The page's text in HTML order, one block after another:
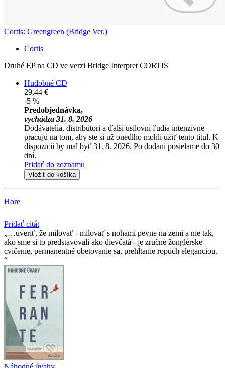
Cortis: Greengreen (Bridge Ver.)
Cortis
Druhé EP na CD ve verzi Bridge Interpret CORTIS
Hudobné CD
29,44 €
-5 %
Predobjednávka,
vychádza 31. 8. 2026
Dodávatelia, distribútori a ďalší usilovní ľudia intenzívne
pracujú na tom, aby ste si už onedlho mohli užiť tento titul. K
dispozícii by mal byť 31. 8. 2026. Po dodaní posielame do 30
dní.
Pridať do zoznamu
Vložiť do košíka
Hore
Pridať citát
…uveriť, že milovať - milovať s nohami pevne na zemi a nie tak,
ako sme si to predstavovali ako dievčatá - je zručné žonglérske
cvičenie, permanentné obetovanie sa, prehĺtanie ropúch eleganciou.